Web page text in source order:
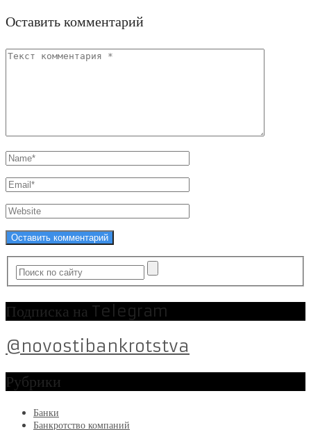
Оставить комментарий
Подписка на Telegram
@novostibankrotstva
Рубрики
Банки
Банкротство компаний